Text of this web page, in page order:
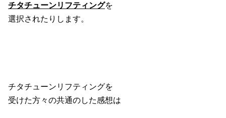
チタチューンリフティングを
選択されたりします。
チタチューンリフティングを
受けた方々の共通のした感想は